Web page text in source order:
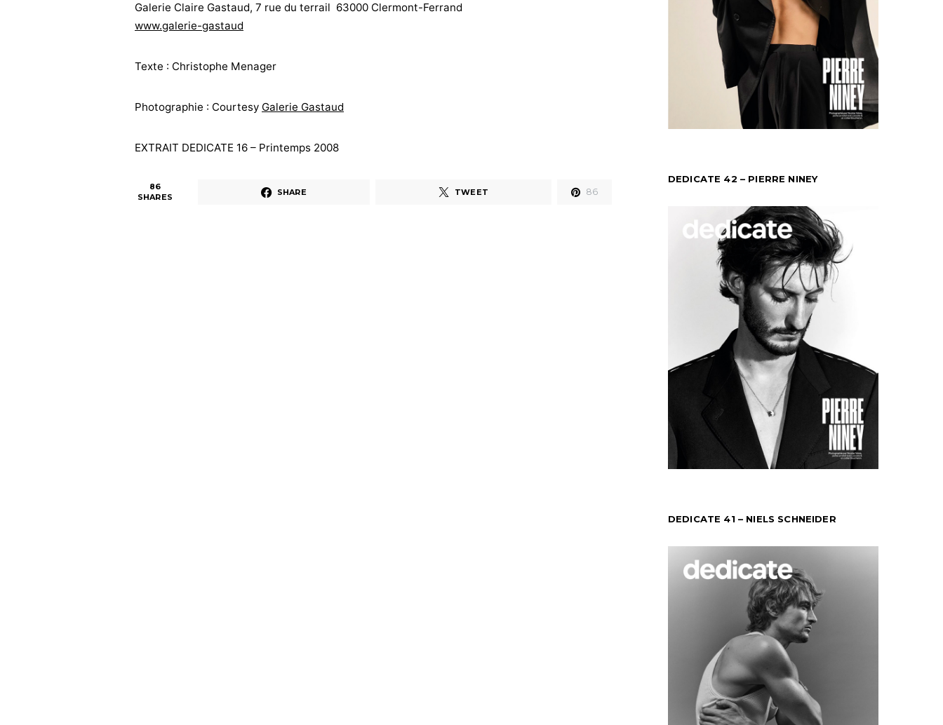
Galerie Claire Gastaud, 7 rue du terrail 63000 Clermont-Ferrand
www.galerie-gastaud
Texte : Christophe Menager
Photographie : Courtesy Galerie Gastaud
EXTRAIT DEDICATE 16 – Printemps 2008
86
SHARES
SHARE TWEET 86
DEDICATE 42 – PIERRE NINEY
DEDICATE 41 – NIELS SCHNEIDER